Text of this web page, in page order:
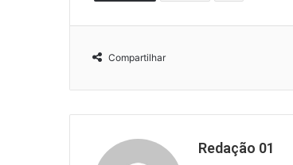
Compartilhar
Redação 01